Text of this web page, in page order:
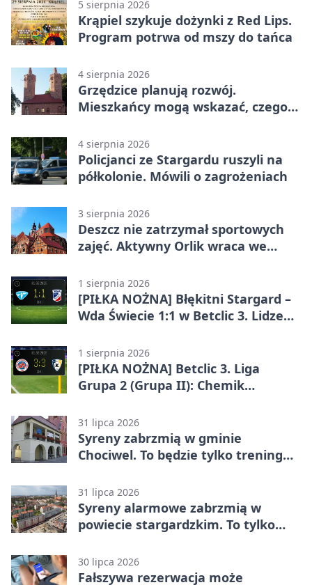
5 sierpnia 2026
Krąpiel szykuje dożynki z Red Lips.
Program potrwa od mszy do tańca
4 sierpnia 2026
Grzędzice planują rozwój.
Mieszkańcy mogą wskazać, czego
4 sierpnia 2026
Policjanci ze Stargardu ruszyli na
półkolonie. Mówili o zagrożeniach
3 sierpnia 2026
Deszcz nie zatrzymał sportowych
zajęć. Aktywny Orlik wraca we
1 sierpnia 2026
[PIŁKA NOŻNA] Błękitni Stargard –
Wda Świecie 1:1 w Betclic 3. Lidze
1 sierpnia 2026
[PIŁKA NOŻNA] Betclic 3. Liga
Grupa 2 (Grupa II): Chemik
Stargard 3:3
31 lipca 2026
Syreny zabrzmią w gminie
Chociwel. To będzie tylko trening
31 lipca 2026
Syreny alarmowe zabrzmią w
powiecie stargardzkim. To tylko
30 lipca 2026
Fałszywa rezerwacja może